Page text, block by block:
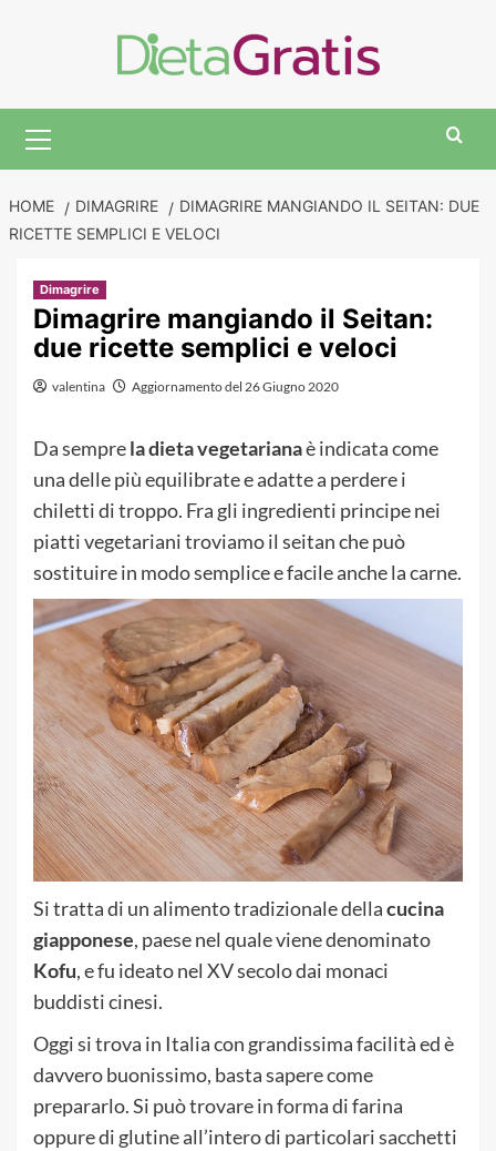
Menu
HOME DIMAGRIRE
DIMAGRIRE MANGIANDO IL SEITAN: DUE
RICETTE SEMPLICI E VELOCI
Dimagrire
Dimagrire mangiando il Seitan:
due ricette semplici e veloci
valentina Aggiornamento del 26 Giugno 2020
Da semprela dieta vegetarianaè indicata come
una delle più equilibrate e adatte a perdere i
chiletti di troppo. Fra gli ingredienti principe nei
piatti vegetariani troviamo il seitan che può
sostituire in modo semplice e facile anche la carne.
Si tratta di un alimento tradizionale dellacucina
giapponese, paese nel quale viene denominato
Kofu, e fu ideato nel XV secolo dai monaci
buddisti cinesi.
Oggi si trova in Italia con grandissima facilità ed è
davvero buonissimo, basta sapere come
prepararlo. Si può trovare in forma di farina
oppure di glutine all’intero di particolari sacchetti